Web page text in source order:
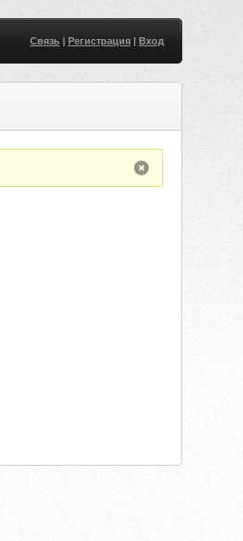
Связь| Регистрация| Вход